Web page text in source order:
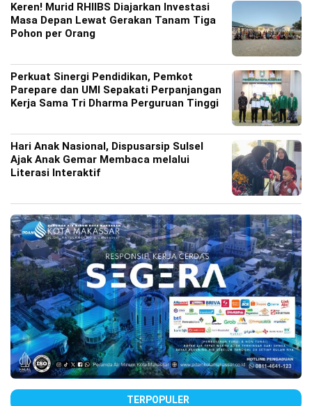
Keren! Murid RHIIBS Diajarkan Investasi
Masa Depan Lewat Gerakan Tanam Tiga
Pohon per Orang
Perkuat Sinergi Pendidikan, Pemkot
Parepare dan UMI Sepakati Perpanjangan
Kerja Sama Tri Dharma Perguruan Tinggi
Hari Anak Nasional, Dispusarsip Sulsel
Ajak Anak Gemar Membaca melalui
Literasi Interaktif
TERPOPULER